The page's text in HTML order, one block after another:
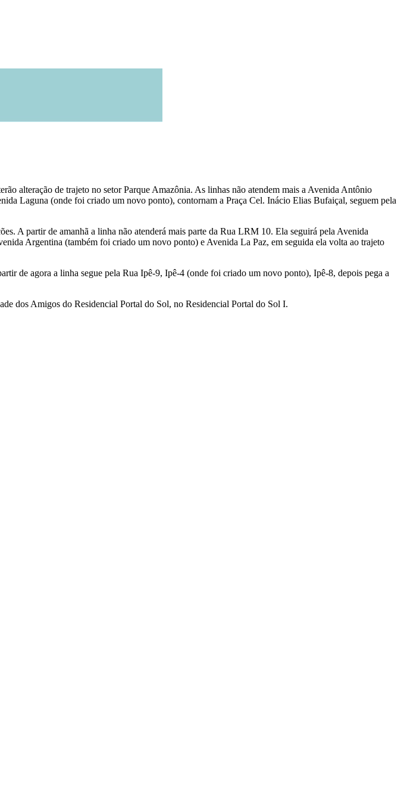
alteração de trajeto no setor Parque Amazônia. As linhas não atendem mais a Avenida Antônio
Laguna (onde foi criado um novo ponto), contornam a Praça Cel. Inácio Elias Bufaiçal, seguem pela
A partir de amanhã a linha não atenderá mais parte da Rua LRM 10. Ela seguirá pela Avenida
Argentina (também foi criado um novo ponto) e Avenida La Paz, em seguida ela volta ao trajeto
de agora a linha segue pela Rua Ipê-9, Ipê-4 (onde foi criado um novo ponto), Ipê-8, depois pega a
dos Amigos do Residencial Portal do Sol, no Residencial Portal do Sol I.